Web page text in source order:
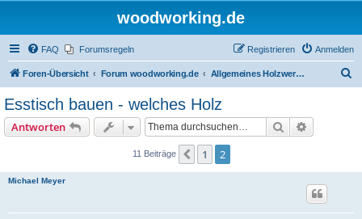
woodworking.de
FAQ Forumsregeln Anmelden
Registrieren
Foren-Übersicht Forum woodworking.de Allgemeines Holzwerkerforum - das laute Forum
Esstisch bauen - welches Holz
Antworten Suche
11 Beiträge Vorherige
1 2
Michael Meyer